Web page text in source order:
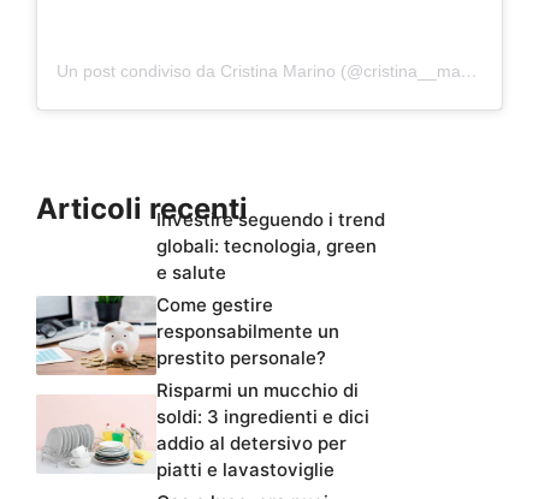
Un post condiviso da Cristina Marino (@cristina__marino)
Articoli recentiInvestire seguendo i trend
globali: tecnologia, green
e salute
Come gestire
responsabilmente un
prestito personale?
Risparmi un mucchio di
soldi: 3 ingredienti e dici
addio al detersivo per
piatti e lavastoviglie